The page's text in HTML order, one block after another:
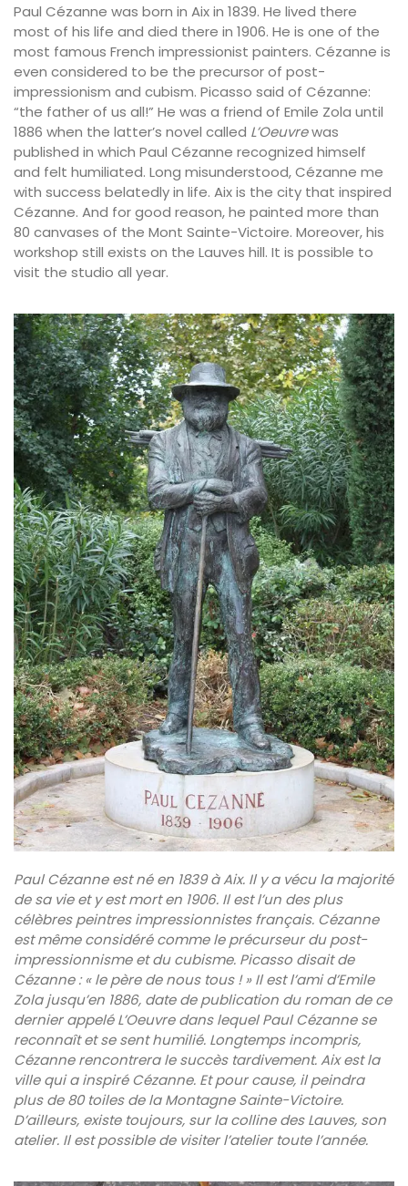
Paul Cézanne was born in Aix in 1839. He lived there
most of his life and died there in 1906. He is one of the
most famous French impressionist painters. Cézanne is
even considered to be the precursor of post-
impressionism and cubism. Picasso said of Cézanne:
“the father of us all!” He was a friend of Emile Zola until
1886 when the latter’s novel called L’Oeuvrewas
published in which Paul Cézanne recognized himself
and felt humiliated. Long misunderstood, Cézanne me
with success belatedly in life. Aix is the city that inspired
Cézanne. And for good reason, he painted more than
80 canvases of the Mont Sainte-Victoire. Moreover, his
workshop still exists on the Lauves hill. It is possible to
visit the studio all year.
Paul Cézanne est né en 1839 à Aix. Il y a vécu la majorité
de sa vie et y est mort en 1906. Il est l’un des plus
célèbres peintres impressionnistes français. Cézanne
est même considéré comme le précurseur du post-
impressionnisme et du cubisme. Picasso disait de
Cézanne : « le père de nous tous ! » Il est l’ami d’Emile
Zola jusqu’en 1886, date de publication du roman de ce
dernier appelé L’Oeuvre dans lequel Paul Cézanne se
reconnaît et se sent humilié. Longtemps incompris,
Cézanne rencontrera le succès tardivement. Aix est la
ville qui a inspiré Cézanne. Et pour cause, il peindra
plus de 80 toiles de la Montagne Sainte-Victoire.
D’ailleurs, existe toujours, sur la colline des Lauves, son
atelier. Il est possible de visiter l’atelier toute l’année.